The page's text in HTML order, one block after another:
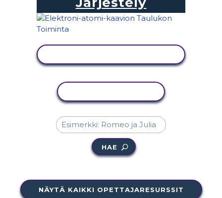
HAE
NÄYTÄ KAIKKI OPETTAJARESURSSIT